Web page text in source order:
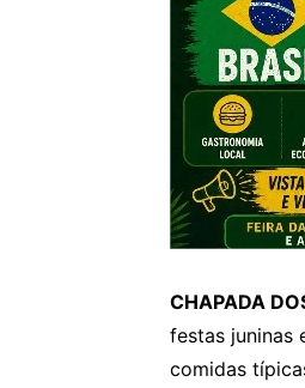
CHAPADA
festas juninas
comidas